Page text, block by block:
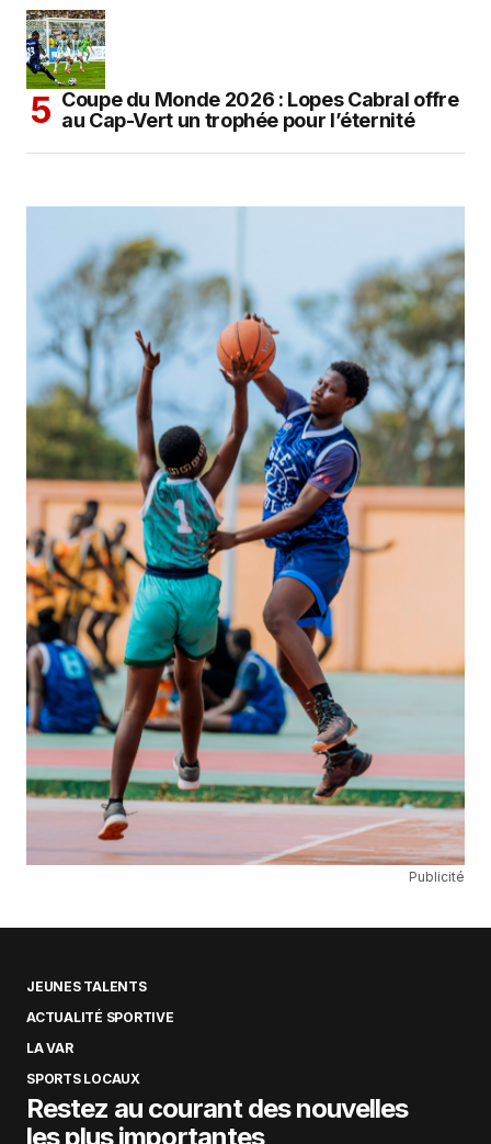
Coupe du Monde 2026 : Lopes Cabral offre
au Cap-Vert un trophée pour l’éternité
Publicité
JEUNES TALENTS
ACTUALITÉ SPORTIVE
LA VAR
SPORTS LOCAUX
Restez au courant des nouvelles
les plus importantes